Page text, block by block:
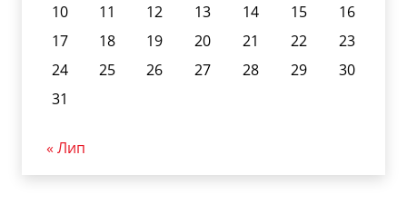
10
11 12 13 14 15
16
17
18 19 20 21 22
23
24
25 26 27 28 29
30
31
« Лип